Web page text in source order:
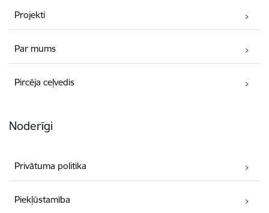
Projekti
Par mums
Pircēja ceļvedis
Noderīgi
Privātuma politika
Piekļūstamība